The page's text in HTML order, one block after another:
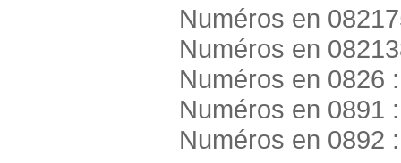
Numéros en
Numéros en
Numéros en 0826
Numéros en 0891
Numéros en 0892